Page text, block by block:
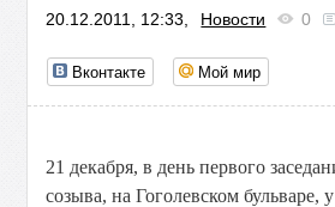
20.12.2011, 12:33, Новости 0
Вконтакте Мой мир
21 декабря, в день первого
созыва, на Гоголевском бульваре,